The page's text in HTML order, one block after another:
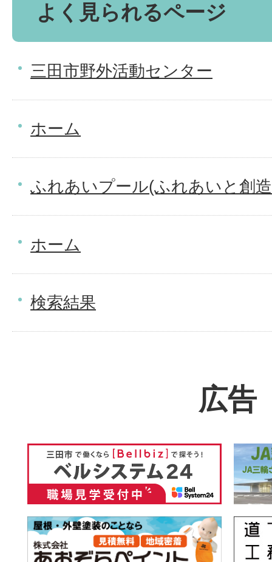
よく見られるページ
三田市野外活動センター
ホーム
ふれあいプール(ふれあいと創
ホーム
検索結果
広告